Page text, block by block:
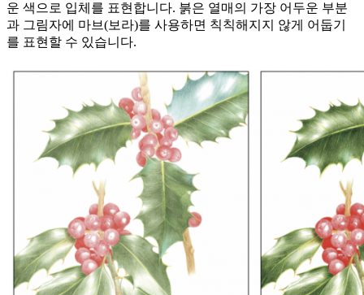
운 색으로 입체를 표현합니다. 붉은 열매의 가장 어두운 부분
과 그림자에 마브(보라)를 사용하면 칙칙해지지 않게 어둡기
를 표현할 수 있습니다.